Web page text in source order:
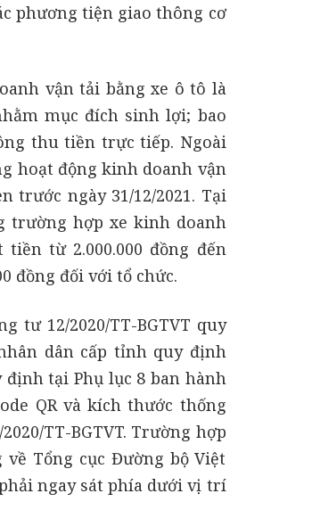
phương tiện giao thông cơ
vận tải bằng xe ô tô là
mục đích sinh lợi; bao
thu tiền trực tiếp. Ngoài
hoạt động kinh doanh vận
trước ngày 31/12/2021. Tại
trường hợp xe kinh doanh
từ 2.000.000 đồng đến
đồng đối với tổ chức.
tư 12/2020/TT-BGTVT quy
dân cấp tỉnh quy định
tại Phụ lục 8 ban hành
QR và kích thước thống
TT-BGTVT. Trường hợp
Tổng cục Đường bộ Việt
ngay sát phía dưới vị trí